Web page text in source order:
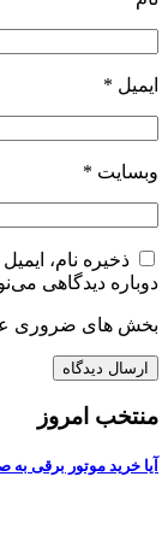
ایمیل *
وبسایت *
ذخیره نام،
دوباره دیدگاهی
بخش های ضروری
منتخب امروز
آیا خرید موتور برقی